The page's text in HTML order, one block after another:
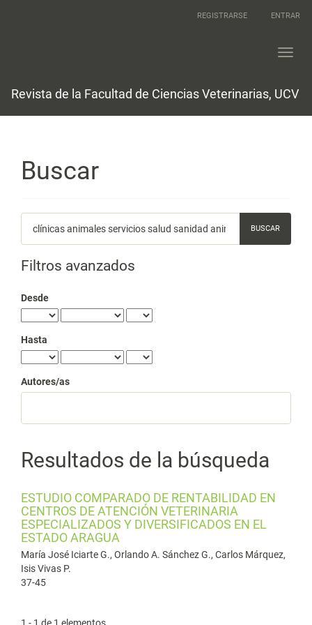
REGISTRARSE ENTRAR
Revista de la Facultad de Ciencias Veterinarias, UCV
Buscar
artículos
por
Filtros avanzados
Desde
Hasta
Autores/as
Resultados de la búsqueda
ESTUDIO COMPARADO DE RENTABILIDAD EN
CENTROS DE ATENCIÓN VETERINARIA
ESPECIALIZADOS Y DIVERSIFICADOS EN EL
ESTADO ARAGUA
María José Iciarte G., Orlando A. Sánchez G., Carlos Márquez,
Isis Vivas P.
37-45